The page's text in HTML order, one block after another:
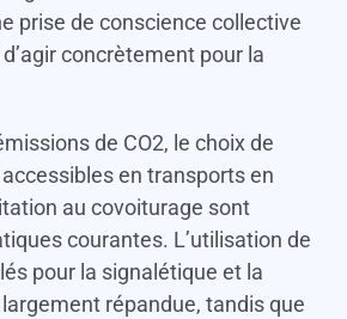
prise de conscience collective
concrètement pour la
de CO2, le choix de
en transports en
au covoiturage sont
courantes. L’utilisation de
pour la signalétique et la
répandue, tandis que